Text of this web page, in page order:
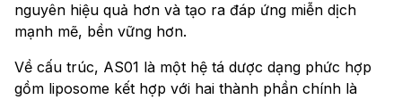
nguyên hiệu quả hơn và tạo ra đáp ứng miễn dịch
mạnh mẽ, bền vững hơn.
Về cấu trúc, AS01 là một hệ tá dược dạng phức hợp
gồm liposome kết hợp với hai thành phần chính là